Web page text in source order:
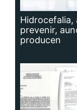
Hidrocefalia,
prevenir,
producen